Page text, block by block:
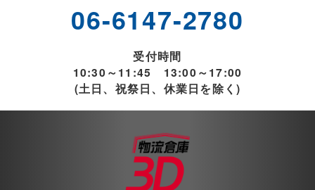
06-6147-2780
受付時間
10:30～11:45 13:00～17:00
(土日、祝祭日、休業日を除く)